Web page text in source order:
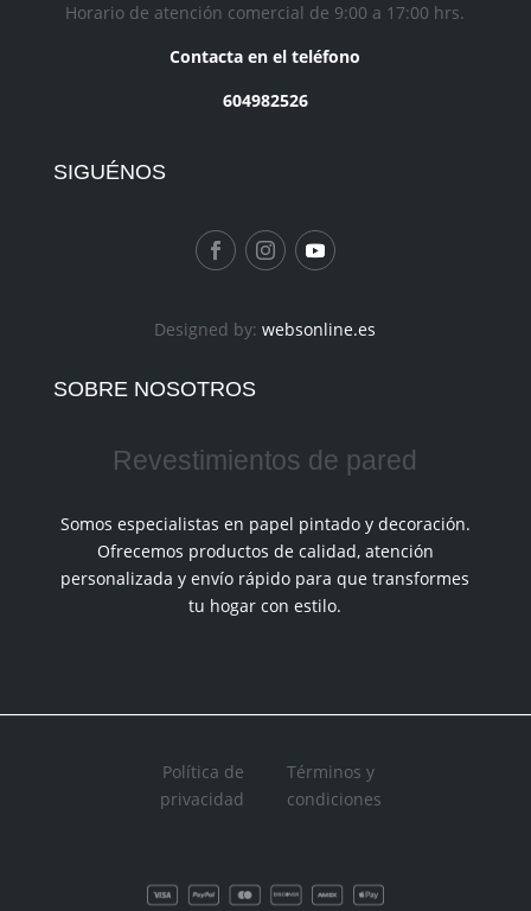
Horario de atención comercial de 9:00 a 17:00 hrs.
Contacta en el teléfono
604982526
SIGUÉNOS
Designed by:websonline.es
SOBRE NOSOTROS
Revestimientos de pared
Somos especialistas en papel pintado y decoración.
Ofrecemos productos de calidad, atención
personalizada y envío rápido para que transformes
tu hogar con estilo.
Política de
privacidad
Términos y
condiciones